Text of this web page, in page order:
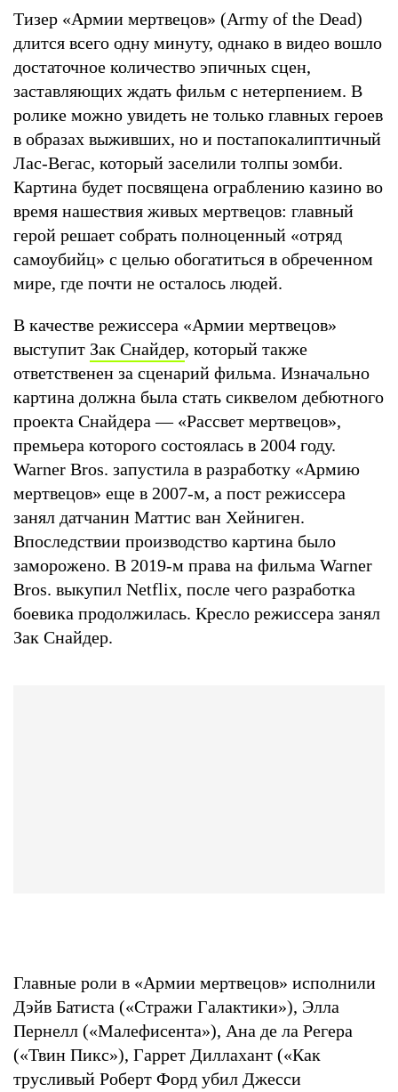
Тизер «Армии мертвецов» (Army of the Dead)
длится всего одну минуту, однако в видео вошло
достаточное количество эпичных сцен,
заставляющих ждать фильм с нетерпением. В
ролике можно увидеть не только главных героев
в образах выживших, но и постапокалиптичный
Лас-Вегас, который заселили толпы зомби.
Картина будет посвящена ограблению казино во
время нашествия живых мертвецов: главный
герой решает собрать полноценный «отряд
самоубийц» с целью обогатиться в обреченном
мире, где почти не осталось людей.
В качестве режиссера «Армии мертвецов»
выступит Зак Снайдер, который также
ответственен за сценарий фильма. Изначально
картина должна была стать сиквелом дебютного
проекта Снайдера — «Рассвет мертвецов»,
премьера которого состоялась в 2004 году.
Warner Bros. запустила в разработку «Армию
мертвецов» еще в 2007-м, а пост режиссера
занял датчанин Маттис ван Хейниген.
Впоследствии производство картина было
заморожено. В 2019-м права на фильма Warner
Bros. выкупил Netflix, после чего разработка
боевика продолжилась. Кресло режиссера занял
Зак Снайдер.
Главные роли в «Армии мертвецов» исполнили
Дэйв Батиста («Стражи Галактики»), Элла
Пернелл («Малефисента»), Ана де ла Регера
(«Твин Пикс»), Гаррет Диллахант («Как
трусливый Роберт Форд убил Джесси